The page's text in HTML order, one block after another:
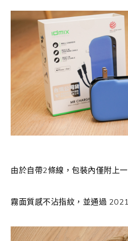
由於自帶2條線，包裝內僅附上
霧面質感不沾指紋，並通過